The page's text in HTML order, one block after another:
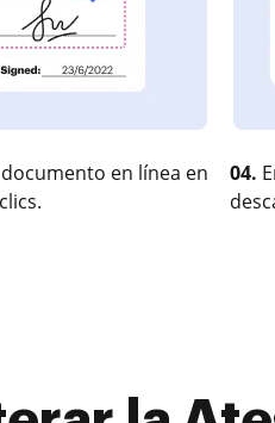
en línea en
04.